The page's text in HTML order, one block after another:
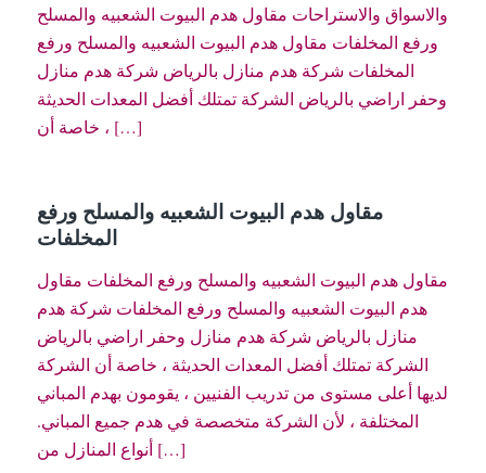
والاسواق والاستراحات مقاول هدم البيوت الشعبيه والمسلح
ورفع المخلفات مقاول هدم البيوت الشعبيه والمسلح ورفع
المخلفات شركة هدم منازل بالرياض شركة هدم منازل
وحفر اراضي بالرياض الشركة تمتلك أفضل المعدات الحديثة
، خاصة أن […]
مقاول هدم البيوت الشعبيه والمسلح ورفع
المخلفات
مقاول هدم البيوت الشعبيه والمسلح ورفع المخلفات مقاول
هدم البيوت الشعبيه والمسلح ورفع المخلفات شركة هدم
منازل بالرياض شركة هدم منازل وحفر اراضي بالرياض
الشركة تمتلك أفضل المعدات الحديثة ، خاصة أن الشركة
لديها أعلى مستوى من تدريب الفنيين ، يقومون بهدم المباني
المختلفة ، لأن الشركة متخصصة في هدم جميع المباني.
أنواع المنازل من […]